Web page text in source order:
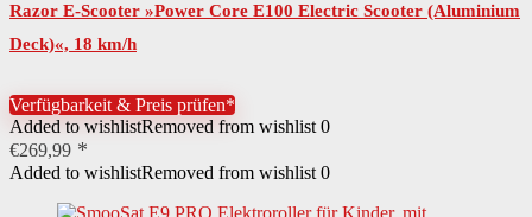
Razor E-Scooter »Power Core E100 Electric Scooter (Aluminium
Deck)«, 18 km/h
Verfügbarkeit & Preis prüfen*
Added to wishlistRemoved from wishlist 0
€269,99
Added to wishlistRemoved from wishlist 0